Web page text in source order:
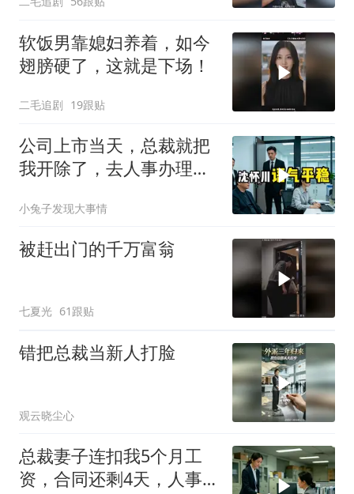
软饭男靠媳妇养着，如今
翅膀硬了，这就是下场！
二毛追剧 19跟贴
公司上市当天，总裁就把
我开除了，去人事办理离
小兔子发现大事情
被赶出门的千万富翁
七夏光 61跟贴
错把总裁当新人打脸
观云晓尘心
总裁妻子连扣我5个月工
资，合同还剩4天，人事